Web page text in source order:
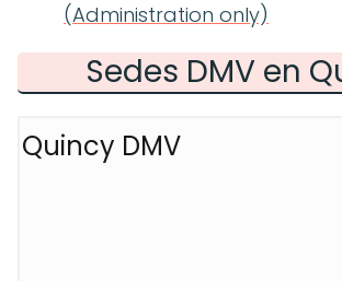
(Administration only)
Sedes DMV en
Quincy DMV